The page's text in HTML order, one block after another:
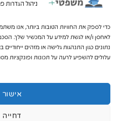
ניהול הגדרות
כדי לספק את החוויות הטובות ביותר, אנו
לאחסן ו/או לגשת למידע על המכשיר שלך.
נתונים כגון התנהגות גלישה או מזהים
עלולים להשפיע לרעה על תכונות ופונקציות
אישור
דחייה
מרץ 5, 2025
חילוט פלילי בישראל: הצעת
והשפעותיה